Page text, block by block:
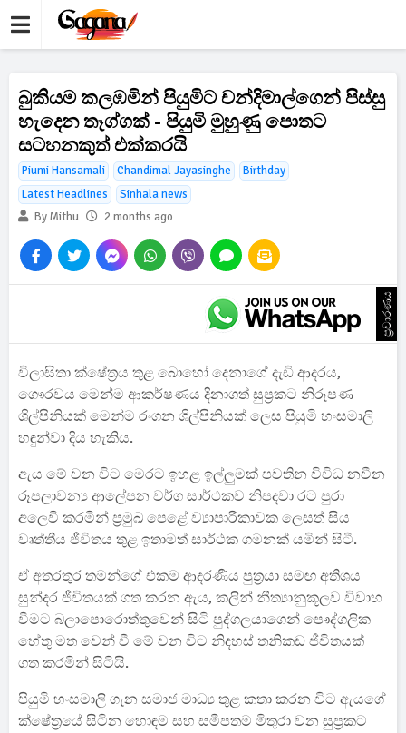
බුකියම කලඹමින් පියුමිට චන්දිමාල්ගෙන් පිස්සු
හැදෙන තෑග්ගක් - පියුමි මුහුණු පොතට
සටහනකුත් එක්කරයි
Piumi Hansamali Chandimal Jayasinghe
Birthday
Latest Headlines
Sinhala news
By Mithu
2 months ago
ප්‍රචාරණය
විලාසිතා ක්ෂේත්‍රය තුළ බොහෝ දෙනාගේ දැඩි ආදරය,
ගෞරවය මෙන්ම ආකර්ෂණය දිනාගත් සුප්‍රකට නිරූපණ
ශිල්පිනියක් මෙන්ම රංගන ශිල්පිනියක් ලෙස පියුමි හංසමාලි
හඳුන්වා දිය හැකිය.
ඇය මේ වන විට මෙරට ඉහළ ඉල්ලුමක් පවතින විවිධ නවීන
රූපලාවන්‍ය ආලේපන වර්ග සාර්ථකව නිපදවා රට පුරා
අලෙවි කරමින් ප්‍රමුඛ පෙළේ ව්‍යාපාරිකාවක ලෙසත් සිය
වෘත්තීය ජීවිතය තුළ ඉතාමත් සාර්ථක ගමනක් යමින් සිටී.
ඒ අතරතුර තමන්ගේ එකම ආදරණීය පුත්‍රයා සමඟ අතිශය
සුන්දර ජීවිතයක් ගත කරන ඇය, කලින් නීත්‍යානුකූලව විවාහ
වීමට බලාපොරොත්තුවෙන් සිටි පුද්ගලයාගෙන් පෞද්ගලික
හේතු මත වෙන් වී මේ වන විට නිදහස් තනිකඩ ජීවිතයක්
ගත කරමින් සිටියි.
පියුමි හංසමාලි ගැන සමාජ මාධ්‍ය තුළ කතා කරන විට ඇයගේ
ක්ෂේත්‍රයේ සිටින හොඳම සහ සමීපතම මිතුරා වන සුප්‍රකට